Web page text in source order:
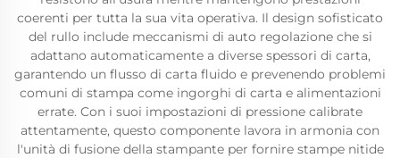
coerenti per tutta la sua vita operativa. Il design sofisticato
del rullo include meccanismi di auto regolazione che si
adattano automaticamente a diverse spessori di carta,
garantendo un flusso di carta fluido e prevenendo problemi
comuni di stampa come ingorghi di carta e alimentazioni
errate. Con i suoi impostazioni di pressione calibrate
attentamente, questo componente lavora in armonia con
l'unità di fusione della stampante per fornire stampe nitide